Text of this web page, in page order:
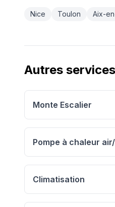
Nice Toulon Aix-
Autres
Monte Escalier
Pompe à chaleur
Climatisation